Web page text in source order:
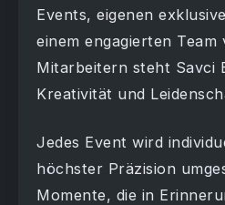
Events, eigenen
einem engagierten Team
Mitarbeitern steht Savci
Kreativität und
Jedes Event wird
höchster Präzision
Momente, die in